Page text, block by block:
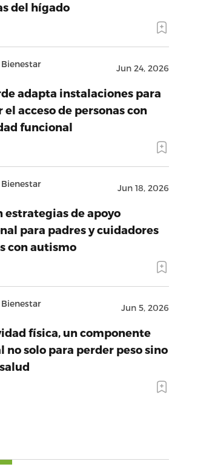
del hígado
Jun 24, 2026
adapta instalaciones para
acceso de personas con
funcional
Jun 18, 2026
estrategias de apoyo
para padres y cuidadores
con autismo
Jun 5, 2026
física, un componente
no solo para perder peso sino